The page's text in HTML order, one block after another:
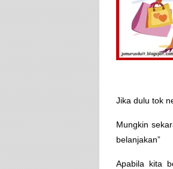
Jika dulu tok
Mungkin
belanjakan”
Apabila kita